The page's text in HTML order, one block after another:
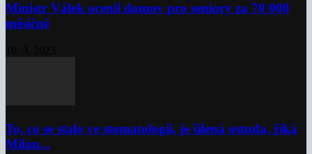
Ministr Válek ocenil domov pro seniory za 70 000
měsíčně
To, co se stalo ve stomatologii, je šílená ostuda, říká
Milan...